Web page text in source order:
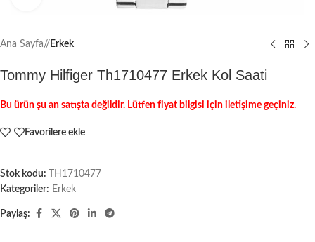
Ana Sayfa/ Erkek
Tommy Hilfiger Th1710477 Erkek Kol Saati
Bu ürün şu an satışta değildir. Lütfen fiyat bilgisi için iletişime geçiniz.
Favorilere ekle
Stok kodu:
TH1710477
Kategoriler: Erkek
Paylaş: